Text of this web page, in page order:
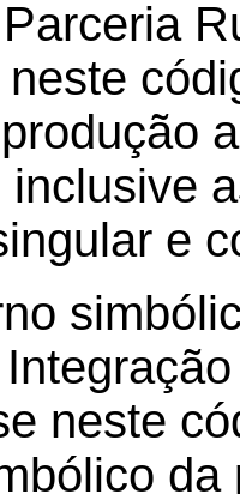
inclusive
e
neste